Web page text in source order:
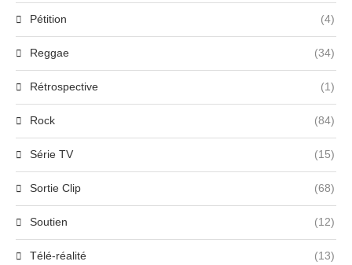
Pétition (4)
Reggae (34)
Rétrospective (1)
Rock (84)
Série TV (15)
Sortie Clip (68)
Soutien (12)
Télé-réalité (13)